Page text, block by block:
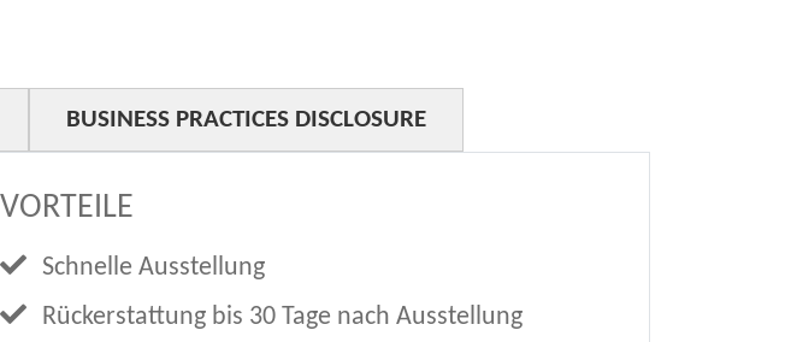
BUSINESS PRACTICES DISCLOSURE
VORTEILE
Schnelle Ausstellung
Rückerstattung bis 30 Tage nach Ausstellung